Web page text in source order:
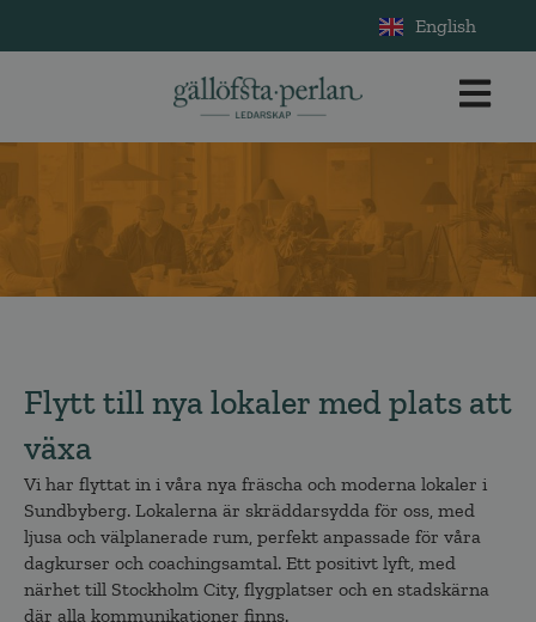
English
Flytt till nya lokaler med plats att
växa
Vi har flyttat in i våra nya fräscha och moderna lokaler i
Sundbyberg. Lokalerna är skräddarsydda för oss, med
ljusa och välplanerade rum, perfekt anpassade för våra
dagkurser och coachingsamtal. Ett positivt lyft, med
närhet till Stockholm City, flygplatser och en stadskärna
där alla kommunikationer finns.